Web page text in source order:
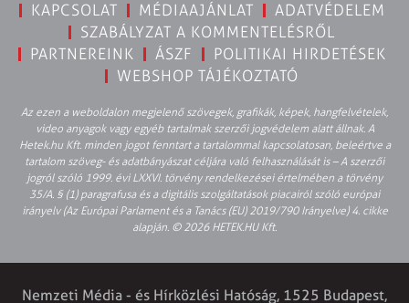
KAPCSOLAT MÉDIAAJÁNLAT
ADATVÉDELEM
SZABÁLYZAT A KOMMENTELÉSRŐL
PARTNEREINK
ÁSZF
POLITIKAI HIRDETÉSEK
WEBSHOP TÁJÉKOZTATÓ
Az ezen a weboldalon megjelenő szövegek, grafikák, képek, hangfelvételek,
video anyagok vagy egyéb tartalmak szerzői jogvédelem alatt állnak. A
Hetek.hu Kft. minden jogot fenntart a tartalommal kapcsolatosan, beleértve a
tartalom szöveg- és adatbányászat céljára való felhasználását is – A szerzői
jogról szóló 1999. évi LXXVI. törvény rendelkezései értelmében a törvény
35/A. § (1) paragrafusa és a digitális szolgáltatások piacairól szóló európai
irányelv (Az Európai Parlament és a Tanács (EU) 2019/790 Irányelve) 4. cikke
alapján. © 2026 HETEK.HU Kft.
Nemzeti Média - és Hírközlési Hatóság, 1525 Budapest,